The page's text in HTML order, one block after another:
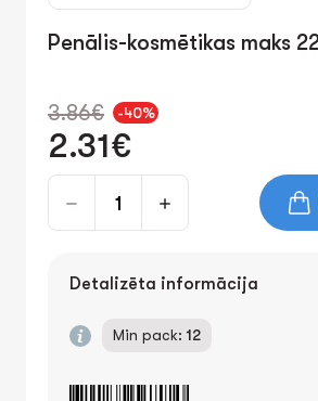
Penālis-kosmētikas maks
3.86€ -40%
2.31€
Detalizēta informācija
Min pack: 12